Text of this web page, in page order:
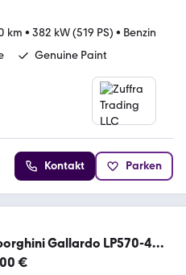
km • 382 kW (519 PS) • Benzin
Genuine Paint
Kontakt Parken
Gallardo LP570-4
€